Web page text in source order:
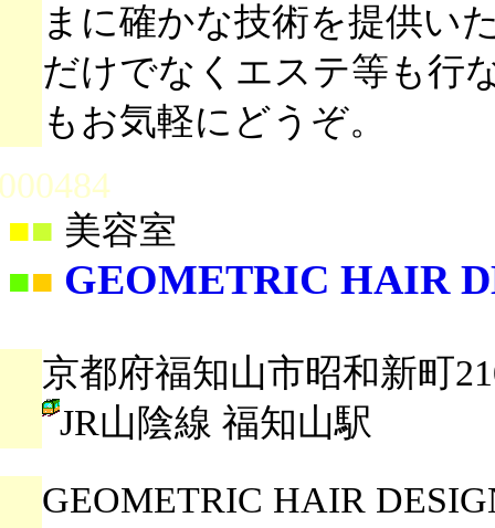
まに確かな技術を提供い
だけでなくエステ等も行
もお気軽にどうぞ。
■ 美容室
■■ GEOMETRIC HAIR
京都府福知山市昭和新町
JR山陰線 福知山駅
GEOMETRIC HAIR